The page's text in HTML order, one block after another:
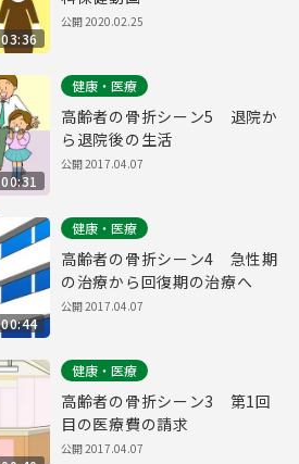
03:36
公開2020.02.25
00:31
健康・医療
高齢者の骨折シーン5 退院か
ら退院後の生活
公開2017.04.07
00:44
健康・医療
高齢者の骨折シーン4 急性期
の治療から回復期の治療へ
公開2017.04.07
健康・医療
高齢者の骨折シーン3 第1回
目の医療費の請求
公開2017.04.07